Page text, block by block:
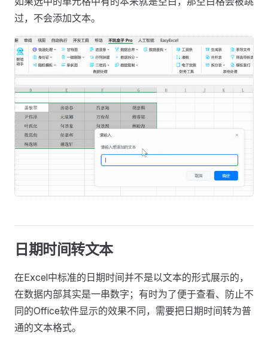
过，不会添加文本。
日期时间转文本
在Excel中标准的日期时间并不是以文本的形式展示的，
在数据内部其实是一串数字；有时为了便于查看、防止不
同的Office软件显示的效果不同，需要把日期时间转为普
通的文本格式。